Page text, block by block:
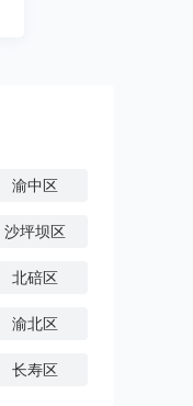
渝中区
沙坪坝区
北碚区
渝北区
长寿区